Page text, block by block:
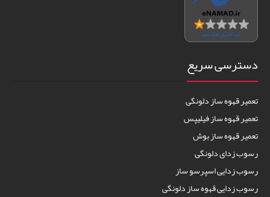
دسترسی سریع
تعمیر قهوه ساز دلونگی
تعمیر قهوه ساز فیلیپس
تعمیر قهوه ساز بوش
رسوب زدای دلونگی
رسوب زدایی اسپرسو ساز
رسوب زدایی قهوه ساز دلونگی